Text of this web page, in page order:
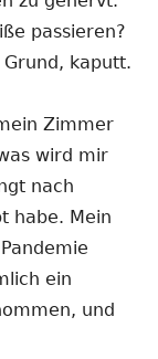
passieren?
kaputt.
Zimmer
wird mir
nach
habe. Mein
ein
und